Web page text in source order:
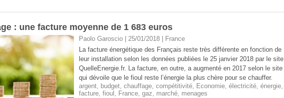
: une facture moyenne de 1 683 euros
Paolo Garoscio | 25/01/2018
France
La facture énergétique des Français reste très différente en fonction de
leur installation selon les données publiées le 25 janvier 2018 par le site
QuelleEnergie.fr. La facture, en outre, a augmenté en 2017 selon le site
qui dévoile que le fioul reste l’énergie la plus chère pour se chauffer.
argent, budget, chauffage, compétitivité, Economie, électricité, énergie,
facture, fioul , France, gaz, marché, menages